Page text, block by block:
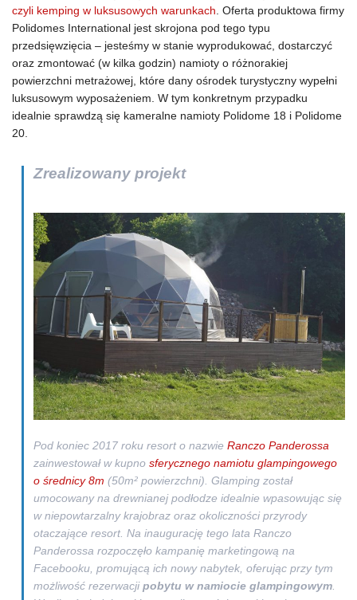
czyli kemping w luksusowych warunkach . Oferta produktowa firmy
Polidomes International jest skrojona pod tego typu
przedsięwzięcia – jesteśmy w stanie wyprodukować, dostarczyć
oraz zmontować (w kilka godzin) namioty o różnorakiej
powierzchni metrażowej, które dany ośrodek turystyczny wypełni
luksusowym wyposażeniem. W tym konkretnym przypadku
idealnie sprawdzą się kameralne namioty Polidome 18 i Polidome
20.
Zrealizowany projekt
Pod koniec 2017 roku resort o nazwie Ranczo Panderossa
zainwestował w kupno sferycznego namiotu glampingowego
o średnicy 8m (50m² powierzchni). Glamping został
umocowany na drewnianej podłodze idealnie wpasowując się
w niepowtarzalny krajobraz oraz okoliczności przyrody
otaczające resort. Na inaugurację tego lata Ranczo
Panderossa rozpoczęło kampanię marketingową na
Facebooku, promującą ich nowy nabytek, oferując przy tym
możliwość rezerwacjipobytu w namiocie glampingowym.